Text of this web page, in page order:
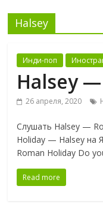
Halsey
Инди-поп
Halsey
26 апреля, 2020
Слушать Halsey —
Holiday — Halsey на
Roman Holiday Do
Read more